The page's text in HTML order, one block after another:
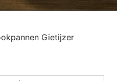
Gietijzer